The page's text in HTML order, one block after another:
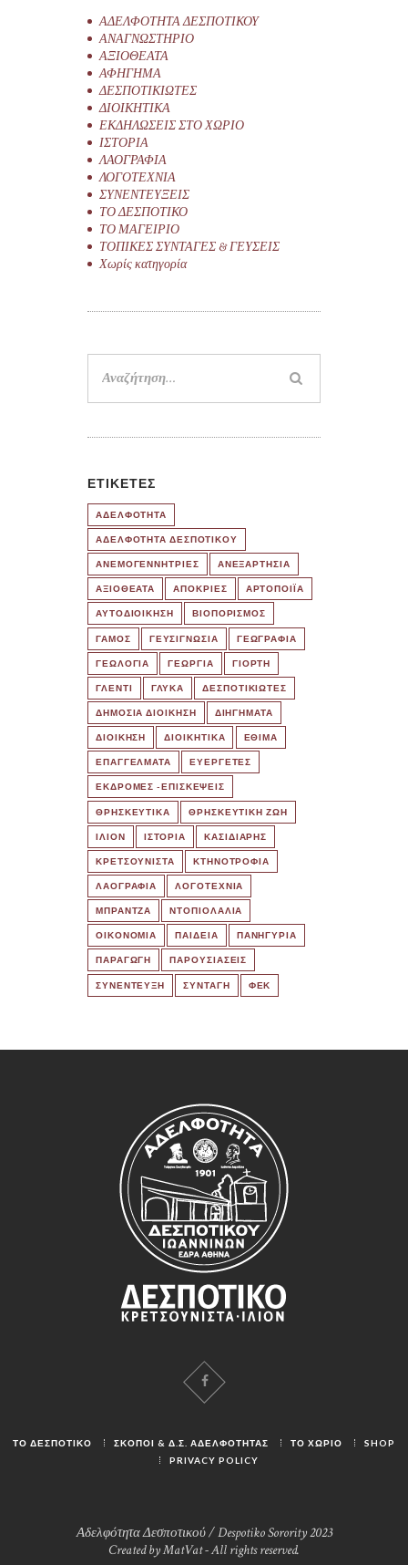
ΑΔΕΛΦΟΤΗΤΑ ΔΕΣΠΟΤΙΚΟΥ
ΑΝΑΓΝΩΣΤΗΡΙΟ
ΑΞΙΟΘΕΑΤΑ
ΑΦΗΓΗΜΑ
ΔΕΣΠΟΤΙΚΙΩΤΕΣ
ΔΙΟΙΚΗΤΙΚΑ
ΕΚΔΗΛΩΣΕΙΣ ΣΤΟ ΧΩΡΙΟ
ΙΣΤΟΡΙΑ
ΛΑΟΓΡΑΦΙΑ
ΛΟΓΟΤΕΧΝΙΑ
ΣΥΝΕΝΤΕΥΞΕΙΣ
ΤΟ ΔΕΣΠΟΤΙΚΟ
ΤΟ ΜΑΓΕΙΡΙΟ
ΤΟΠΙΚΕΣ ΣΥΝΤΑΓΕΣ & ΓΕΥΣΕΙΣ
Χωρίς κατηγορία
για:
ΕΤΙΚΈΤΕΣ
ΑΔΕΛΦΟΤΗΤΑ
ΑΔΕΛΦΟΤΗΤΑ ΔΕΣΠΟΤΙΚΟΥ
ΑΝΕΜΟΓΕΝΝΗΤΡΙΕΣ ΑΝΕΞΑΡΤΗΣΙΑ
ΑΞΙΟΘΕΑΤΑ ΑΠΟΚΡΙΕΣ ΑΡΤΟΠΟΙΪΑ
ΑΥΤΟΔΙΟΙΚΗΣΗ ΒΙΟΠΟΡΙΣΜΟΣ
ΓΑΜΟΣ ΓΕΥΣΙΓΝΩΣΙΑ ΓΕΩΓΡΑΦΙΑ
ΓΕΩΛΟΓΙΑ ΓΕΩΡΓΙΑ ΓΙΟΡΤΗ
ΓΛΕΝΤΙ ΓΛΥΚΑ ΔΕΣΠΟΤΙΚΙΩΤΕΣ
ΔΗΜΟΣΙΑ ΔΙΟΙΚΗΣΗ ΔΙΗΓΗΜΑΤΑ
ΔΙΟΙΚΗΣΗ ΔΙΟΙΚΗΤΙΚΑ ΕΘΙΜΑ
ΕΠΑΓΓΕΛΜΑΤΑ ΕΥΕΡΓΕΤΕΣ
ΕΚΔΡΟΜΈΣ -ΕΠΙΣΚΕΨΕΙΣ
ΘΡΗΣΚΕΥΤΙΚΑ ΘΡΗΣΚΕΥΤΙΚΗ ΖΩΗ
ΙΛΙΟΝ ΙΣΤΟΡΙΑ ΚΑΣΙΔΙΑΡΗΣ
ΚΡΕΤΣΟΥΝΙΣΤΑ ΚΤΗΝΟΤΡΟΦΙΑ
ΛΑΟΓΡΑΦΙΑ ΛΟΓΟΤΕΧΝΙΑ
ΜΠΡΑΝΤΖΑ ΝΤΟΠΙΟΛΑΛΙΑ
ΟΙΚΟΝΟΜΙΑ ΠΑΙΔΕΙΑ ΠΑΝΗΓΥΡΙΑ
ΠΑΡΑΓΩΓΗ ΠΑΡΟΥΣΙΑΣΕΙΣ
ΣΥΝΕΝΤΕΥΞΗ ΣΥΝΤΑΓΗ ΦΕΚ
ΤΟ ΔΕΣΠΟΤΙΚΟ ΣΚΟΠΟΙ & Δ.Σ. ΑΔΕΛΦΟΤΗΤΑΣ ΤΟ ΧΩΡΙΟ
SHOP
PRIVACY POLICY
Αδελφότητα Δεσποτικού / Despotiko Sorority 2023
Created by MatVat - All rights reserved.